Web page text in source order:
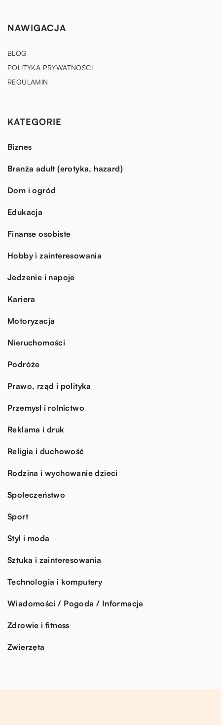
NAWIGACJA
BLOG
POLITYKA PRYWATNOŚCI
REGULAMIN
KATEGORIE
Biznes
Branża adult (erotyka, hazard)
Dom i ogród
Edukacja
Finanse osobiste
Hobby i zainteresowania
Jedzenie i napoje
Kariera
Motoryzacja
Nieruchomości
Podróże
Prawo, rząd i polityka
Przemysł i rolnictwo
Reklama i druk
Religia i duchowość
Rodzina i wychowanie dzieci
Społeczeństwo
Sport
Styl i moda
Sztuka i zainteresowania
Technologia i komputery
Wiadomości / Pogoda / Informacje
Zdrowie i fitness
Zwierzęta